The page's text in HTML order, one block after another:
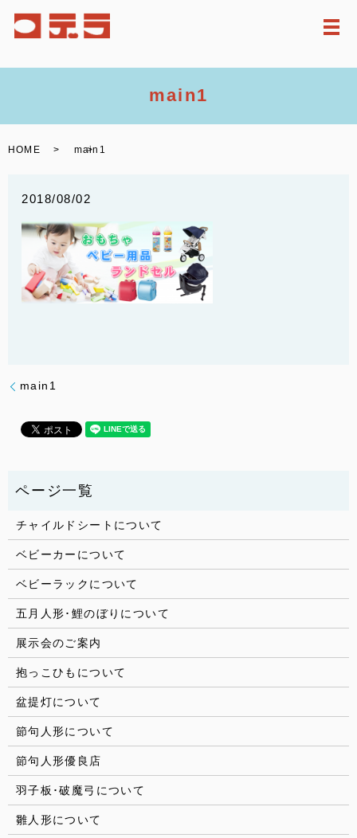
メ
main1
HOME main1
2018/08/02
main1
チャイルドシートについて
ベビーカーについて
ベビーラックについて
五月人形･鯉のぼりについて
展示会のご案内
抱っこひもについて
盆提灯について
節句人形について
節句人形優良店
羽子板･破魔弓について
雛人形について